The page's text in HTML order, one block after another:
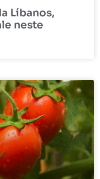
Líbanos,
neste